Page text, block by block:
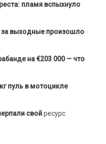
пламя вспыхнуло
за выходные произошло
на €203 000 — что
пуль в мотоцикле
свойресурс